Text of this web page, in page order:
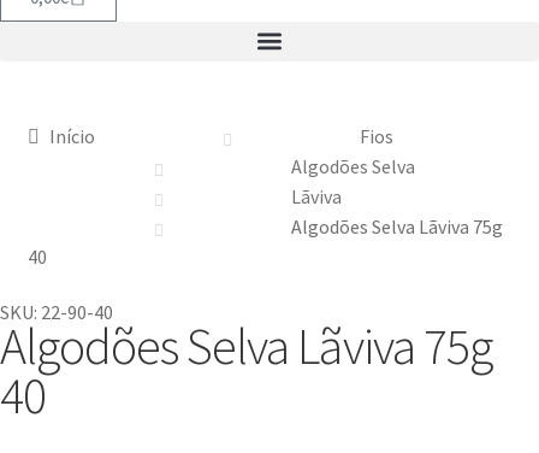
Início
Fios
Algodões Selva
Lãviva
Algodões Selva Lãviva 75g
40
SKU: 22-90-40
Algodões Selva Lãviva 75g
40